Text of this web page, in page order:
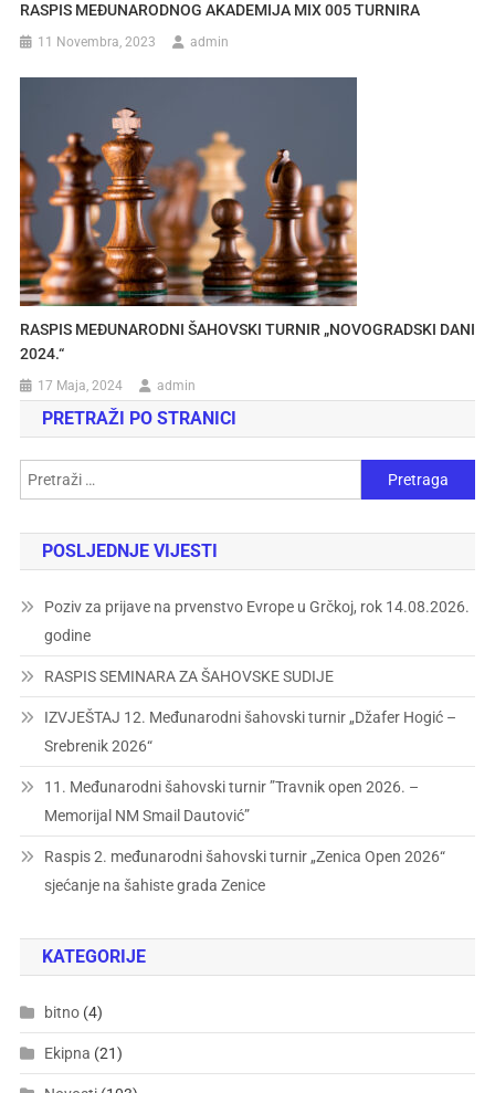
RASPIS MEĐUNARODNOG AKADEMIJA MIX 005 TURNIRA
11 Novembra, 2023 admin
RASPIS MEĐUNARODNI ŠAHOVSKI TURNIR „NOVOGRADSKI DANI
2024.“
17 Maja, 2024 admin
PRETRAŽI PO STRANICI
POSLJEDNJE VIJESTI
Poziv za prijave na prvenstvo Evrope u Grčkoj, rok 14.08.2026.
godine
RASPIS SEMINARA ZA ŠAHOVSKE SUDIJE
IZVJEŠTAJ 12. Međunarodni šahovski turnir „Džafer Hogić –
Srebrenik 2026“
11. Međunarodni šahovski turnir ”Travnik open 2026. –
Memorijal NM Smail Dautović”
Raspis 2. međunarodni šahovski turnir „Zenica Open 2026“
sjećanje na šahiste grada Zenice
KATEGORIJE
bitno(4)
Ekipna (21)